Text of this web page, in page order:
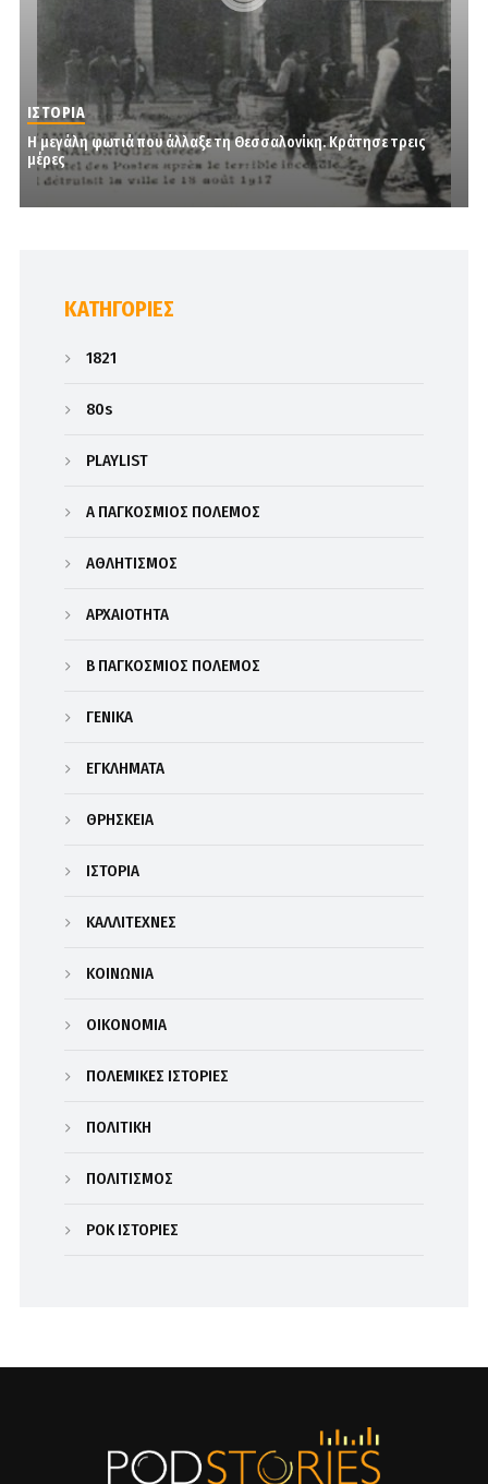
ΙΣΤΟΡΙΑ
Η μεγάλη φωτιά που άλλαξε τη Θεσσαλονίκη. Κράτησε τρεις
μέρες
KΑΤΗΓΟΡΊΕΣ
1821
80s
PLAYLIST
Α΄ ΠΑΓΚΟΣΜΙΟΣ ΠΟΛΕΜΟΣ
ΑΘΛΗΤΙΣΜΟΣ
ΑΡΧΑΙΟΤΗΤΑ
Β΄ ΠΑΓΚΟΣΜΙΟΣ ΠΟΛΕΜΟΣ
ΓΕΝΙΚΑ
ΕΓΚΛΗΜΑΤΑ
ΘΡΗΣΚΕΙΑ
ΙΣΤΟΡΙΑ
ΚΑΛΛΙΤΕΧΝΕΣ
ΚΟΙΝΩΝΙΑ
ΟΙΚΟΝΟΜΙΑ
ΠΟΛΕΜΙΚΕΣ ΙΣΤΟΡΙΕΣ
ΠΟΛΙΤΙΚΗ
ΠΟΛΙΤΙΣΜΟΣ
ΡΟΚ ΙΣΤΟΡΙΕΣ